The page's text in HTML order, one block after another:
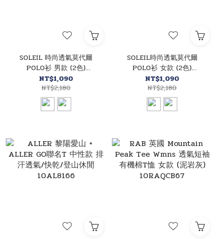
SOLEIL 時尚透氣莫代爾
POLO衫 男款 (2色)
10SL806A
NT$1,090
NT$2,180
SOLEIL時尚透氣莫代爾
POLO衫 女款 (2色)
10SL806B
NT$1,090
NT$2,180